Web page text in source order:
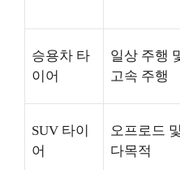
승용차 타
이어
일상 주행
고속 주행
SUV 타이
어
오프로드 및
다목적